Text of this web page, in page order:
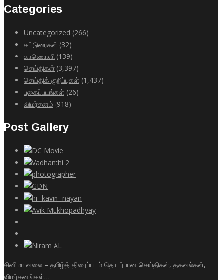
Categories
Uncategorized (266)
கட்டுரைகள் (32)
காணொளி (139)
செய்திகள் (3,397)
செய்திக் குறிப்புகள் (1,437)
புகைப்படங்கள் (26)
விமர்சனம் (918)
Post Gallery
சினிமா வலை – தமிழ்த் திரைப்படம் தொடர்பான செய்திகள், தகவல்கள்,
விமர்சனங்கள்…